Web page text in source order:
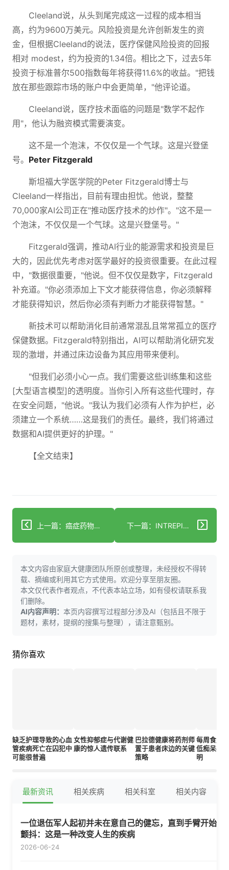
Cleeland说，从头到尾完成这一过程的成本相当
高，约为9600万美元。风险投资是允许创新发生的资
金，但根据Cleeland的说法，医疗保健风险投资的回报
相对 modest，约为投资的1.34倍。相比之下，过去5年
投资于标准普尔500指数每年将获得11.6%的收益。"把钱
放在那些跟踪市场的账户中会更简单，"他评论道。
Cleeland说，医疗技术面临的问题是"数学不起作
用"，他认为融资模式需要演变。
这不是一个泡沫，不仅仅是一个气球。这是兴登堡
号。 Peter Fitzgerald
斯坦福大学医学院的Peter Fitzgerald博士与
Cleeland一样指出，目前有理由担忧。他说，整整
70,000家AI公司正在"推动医疗技术的炒作"。"这不是一
个泡沫，不仅仅是一个气球。这是兴登堡号。"
Fitzgerald强调，推动AI行业的能源需求和投资是巨
大的，因此优先考虑对医学最好的投资很重要。在此过程
中，"数据很重要，"他说。但不仅仅是数字，Fitzgerald
补充道。"你必须添加上下文才能获得信息，你必须解释
才能获得知识，然后你必须有判断力才能获得智慧。"
新技术可以帮助消化目前通常混乱且常常孤立的医疗
保健数据。Fitzgerald特别指出，AI可以帮助消化研究发
现的激增，并通过床边设备为其应用带来便利。
"但我们必须小心一点。我们需要这些训练集和这些
[大型语言模型]的透明度。当你引入所有这些代理时，存
在安全问题，"他说。"我认为我们必须有人作为护栏，必
须建立一个系统……这是我们的责任。最终，我们将通过
数据和AI提供更好的护理。"
【全文结束】
上一篇：癌症药物研发的新变革及其当下重要性 下一篇：INTREPID联盟推出抗病毒工具箱支持全球研究社区
本文内容由家庭大健康团队所原创或整理，未经授权不得转
载、摘编或利用其它方式使用。欢迎分享至朋友圈。
本文仅代表作者观点，不代表本站立场，如有侵权请联系我
们删除。
AI内容声明： 本页内容撰写过程部分涉及AI（包括且不限于
题材，素材，提纲的搜集与整理），请注意甄别。
猜你喜欢
缺乏护理导致的心血
管疾病死亡在囚犯中
可能很普遍
女性抑郁症与代谢健
康的惊人遗传联系
巴拉德健康将药剂师
置于患者床边的关键
策略
每周食用
低痴呆症
明
最新资讯 相关疾病 相关科室 相关内容
一位退伍军人起初并未在意自己的健忘，直到手臂开始
颤抖：这是一种改变人生的疾病
2026-06-24